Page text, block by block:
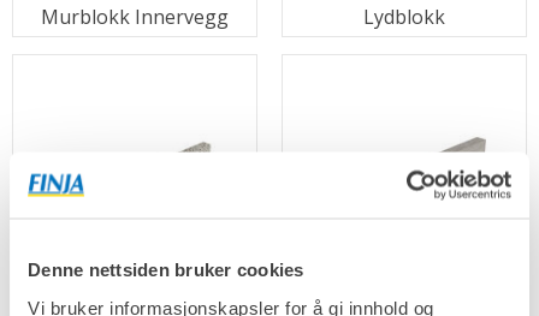
Denne nettsiden bruker cookies
Vi bruker informasjonskapsler for å gi innhold og
Murblokk Innervegg Lydblokk